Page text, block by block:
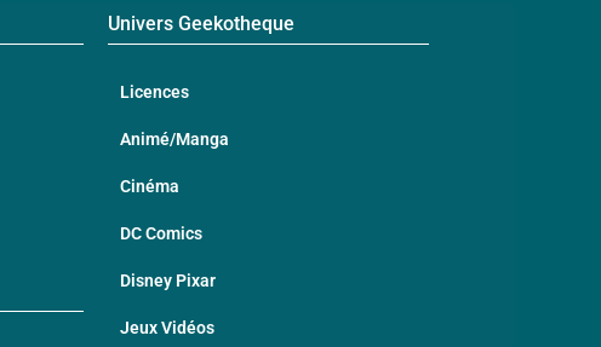
Univers Geekotheque
Licences
Animé/Manga
Cinéma
DC Comics
Disney Pixar
Jeux Vidéos